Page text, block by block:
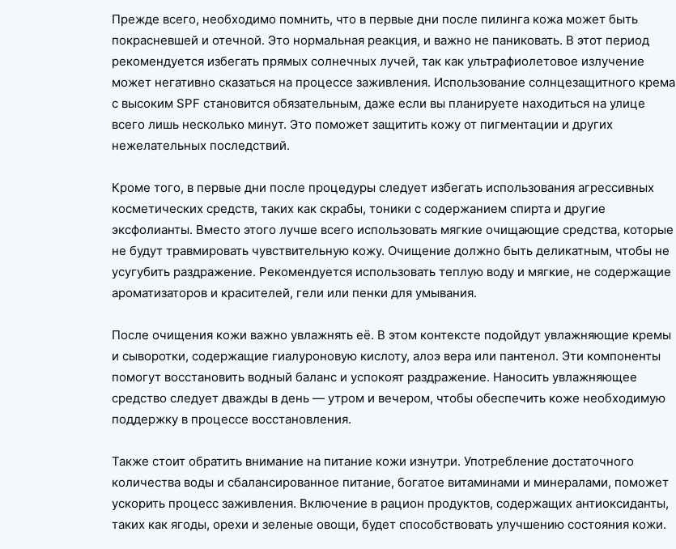
Прежде всего, необходимо помнить, что в первые дни после пилинга кожа может быть
покрасневшей и отечной. Это нормальная реакция, и важно не паниковать. В этот период
рекомендуется избегать прямых солнечных лучей, так как ультрафиолетовое излучение
может негативно сказаться на процессе заживления. Использование солнцезащитного крема
с высоким SPF становится обязательным, даже если вы планируете находиться на улице
всего лишь несколько минут. Это поможет защитить кожу от пигментации и других
нежелательных последствий.
Кроме того, в первые дни после процедуры следует избегать использования агрессивных
косметических средств, таких как скрабы, тоники с содержанием спирта и другие
эксфолианты. Вместо этого лучше всего использовать мягкие очищающие средства, которые
не будут травмировать чувствительную кожу. Очищение должно быть деликатным, чтобы не
усугубить раздражение. Рекомендуется использовать теплую воду и мягкие, не содержащие
ароматизаторов и красителей, гели или пенки для умывания.
После очищения кожи важно увлажнять её. В этом контексте подойдут увлажняющие кремы
и сыворотки, содержащие гиалуроновую кислоту, алоэ вера или пантенол. Эти компоненты
помогут восстановить водный баланс и успокоят раздражение. Наносить увлажняющее
средство следует дважды в день — утром и вечером, чтобы обеспечить коже необходимую
поддержку в процессе восстановления.
Также стоит обратить внимание на питание кожи изнутри. Употребление достаточного
количества воды и сбалансированное питание, богатое витаминами и минералами, поможет
ускорить процесс заживления. Включение в рацион продуктов, содержащих антиоксиданты,
таких как ягоды, орехи и зеленые овощи, будет способствовать улучшению состояния кожи.